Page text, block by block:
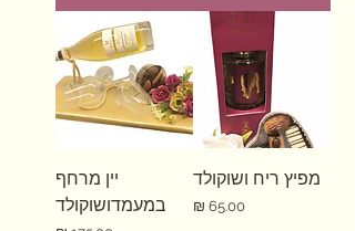
מפיץ ריח ושוקולד
מחיר
יין מרחף
במעמדושוקולד